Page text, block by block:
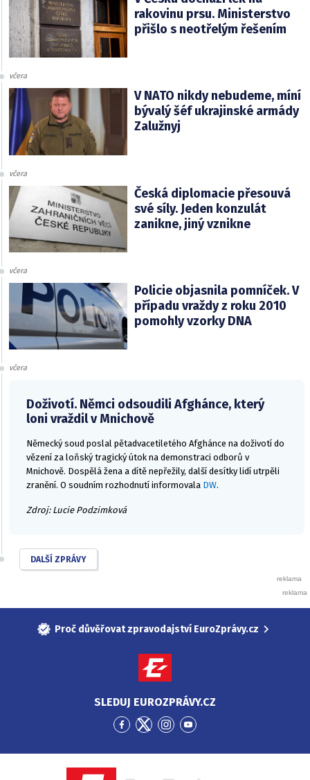
rakovinu prsu. Ministerstvo
přišlo s neotřelým řešením
včera
V NATO nikdy nebudeme, míní
bývalý šéf ukrajinské armády
Zalužnyj
včera
Česká diplomacie přesouvá
své síly. Jeden konzulát
zanikne, jiný vznikne
včera
Policie objasnila pomníček. V
případu vraždy z roku 2010
pomohly vzorky DNA
včera
Doživotí. Němci odsoudili Afghánce, který
loni vraždil v Mnichově
Německý soud poslal pětadvacetiletého Afghánce na doživotí do
vězení za loňský tragický útok na demonstraci odborů v
Mnichově. Dospělá žena a dítě nepřežily, další desítky lidí utrpěli
zranění. O soudním rozhodnutí informovala DW.
Zdroj: Lucie Podzimková
DALŠÍ ZPRÁVY
Proč důvěřovat zpravodajství EuroZprávy.cz
SLEDUJ EUROZPRÁVY.CZ
Přejít
Facebook
Přejít
Twitter
Přejít
Instagram
Přejít
YouTube